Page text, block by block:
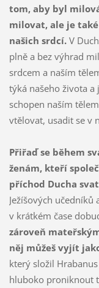
tom, aby byl
milovat, ale je
našich srdcí.V
plně a bez výhrad
srdcem a naším
týká našeho života a
schopen naším
vtělovat, usadit se v
Přiřaď se během
ženám, kteří
příchod Ducha
Ježíšových
v krátkém čase
zároveň
něj můžeš vyjít
který složil
hluboko proniknout